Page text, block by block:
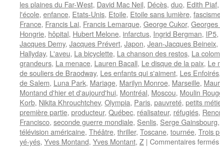
les plaines du Far-West, David Mac Neil, Décès, duo, Edith Piaf
l'école, enfance, Etats-Unis, Etoile, Etoile sans lumière,
France, Francis Lai, Francis Lemarque, George Cukor,
Hongrie, hôpital, Hubert Melone, infarctus, Ingrid Bergman, IP5,
Jacques Demy, Jacques Prévert, Japon, Jean-Jacques Beineix,
Hallyday, L'aveu, La bicyclette, La chanson des restos, La
grandeurs, La menace, Lauren Bacall, Le disque de la paix, Le
de souliers de Braodway, Les enfants qui s'aiment, Les Enfoirés
de Salem, Luna Park, Mariage, Marilyn Monroe, Marseille,
Montand d'hier et d'aujourd'hui, Montréal, Moscou, Moulin
Korb, Nikita Khrouchtchev, Olympia, Paris, pauvreté, petits
première partie, producteur, Québec, réalisateur, réfugiés,
Francisco, seconde guerre mondiale, Senlis, Serge Gainsbourg
télévision américaine, Théâtre, thriller, Toscane, tournée, Trois
yé-yés, Yves Montand, Yves Montant, Z | Commentaires fermés